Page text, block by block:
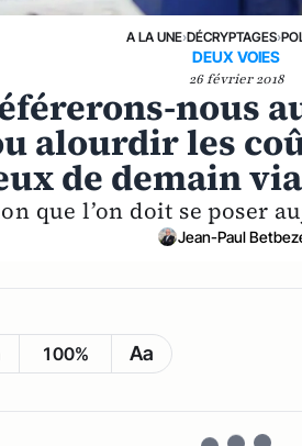
A LA UNE›DÉCRYPTAGES›
DEUX VOIES
26 février 2018
nous
alourdir les
de demain
que l’on doit se poser
Jean-Paul
100% Aa